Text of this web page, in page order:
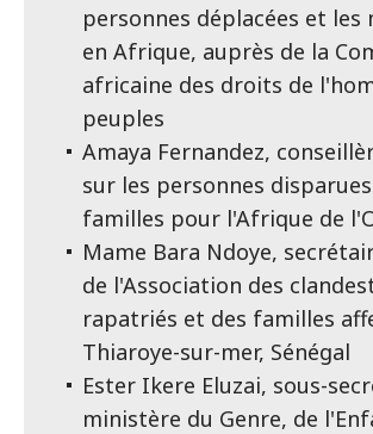
personnes déplacées et les
en Afrique, auprès de la
africaine des droits de
peuples
Amaya Fernandez,
sur les personnes
familles pour l'Afrique de
Mame Bara Ndoye,
de l'Association des
rapatriés et des familles
Thiaroye-sur-mer, Sénégal
Ester Ikere Eluzai, sous-
ministère du Genre, de